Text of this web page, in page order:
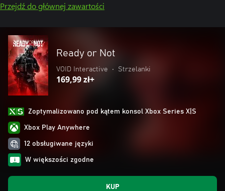
Przejdź do głównej zawartości
Ready or Not
VOID Interactive • Strzelanki
169,99 zł+
Zoptymalizowano pod kątem konsol Xbox Series X|S
Xbox Play Anywhere
12 obsługiwane języki
W większości zgodne
KUP